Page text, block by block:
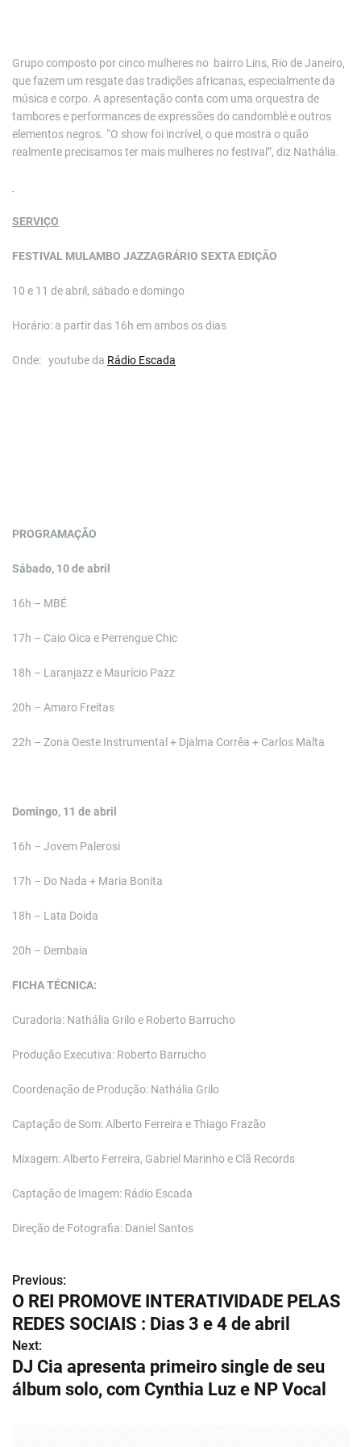
Grupo composto por cinco mulheres no bairro Lins, Rio de Janeiro,
que fazem um resgate das tradições africanas, especialmente da
música e corpo. A apresentação conta com uma orquestra de
tambores e performances de expressões do candomblé e outros
elementos negros. “O show foi incrível, o que mostra o quão
realmente precisamos ter mais mulheres no festival”, diz Nathália.
SERVIÇO
FESTIVAL MULAMBO JAZZAGRÁRIO SEXTA EDIÇÃO
10 e 11 de abril, sábado e domingo
Horário: a partir das 16h em ambos os dias
Onde: youtube da Rádio Escada
PROGRAMAÇÃO
Sábado, 10 de abril
16h – MBÉ
17h – Caio Oica e Perrengue Chic
18h – Laranjazz e Maurício Pazz
20h – Amaro Freitas
22h – Zona Oeste Instrumental + Djalma Corrêa + Carlos Malta
Domingo, 11 de abril
16h – Jovem Palerosi
17h – Do Nada + Maria Bonita
18h – Lata Doida
20h – Dembaia
FICHA TÉCNICA:
Curadoria: Nathália Grilo e Roberto Barrucho
Produção Executiva: Roberto Barrucho
Coordenação de Produção: Nathália Grilo
Captação de Som: Alberto Ferreira e Thiago Frazão
Mixagem: Alberto Ferreira, Gabriel Marinho e Clã Records
Captação de Imagem: Rádio Escada
Direção de Fotografia: Daniel Santos
N
a
v
e
Previous:
O REI PROMOVE INTERATIVIDADE PELAS
REDES SOCIAIS : Dias 3 e 4 de abril
Next:
DJ Cia apresenta primeiro single de seu
álbum solo, com Cynthia Luz e NP Vocal